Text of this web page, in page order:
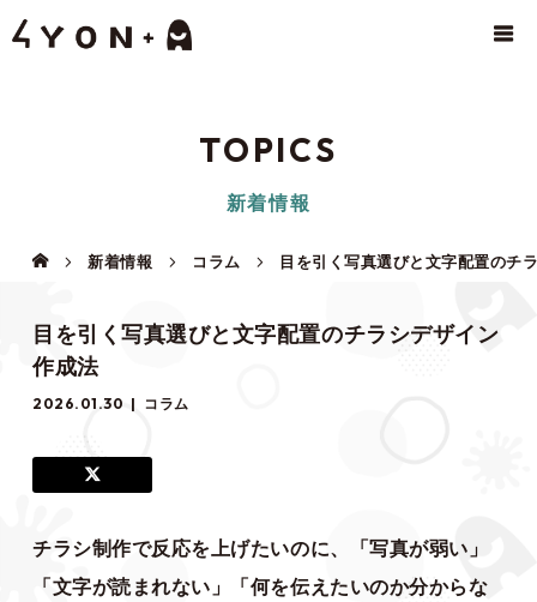
TOPICS
新着情報
新着情報 コラム 目を引く写真選びと文字配置のチ
目を引く写真選びと文字配置のチラシデザイン
作成法
2026.01.30 コラム
チラシ制作で反応を上げたいのに、「写真が弱い」
「文字が読まれない」「何を伝えたいのか分からな